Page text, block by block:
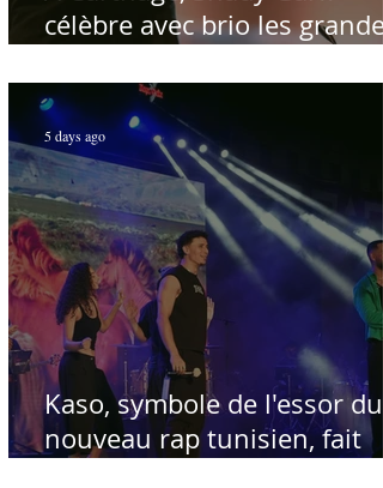
célèbre avec brio les grandes
Par Sofien Manaï
Kaso, symbole de l'essor du
nouveau rap tunisien, fait
5 days ago